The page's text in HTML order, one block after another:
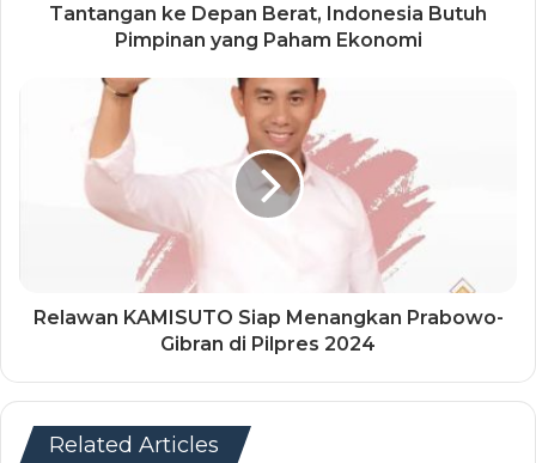
Tantangan ke Depan Berat, Indonesia Butuh
Pimpinan yang Paham Ekonomi
Relawan KAMISUTO Siap Menangkan Prabowo-
Gibran di Pilpres 2024
Related Articles